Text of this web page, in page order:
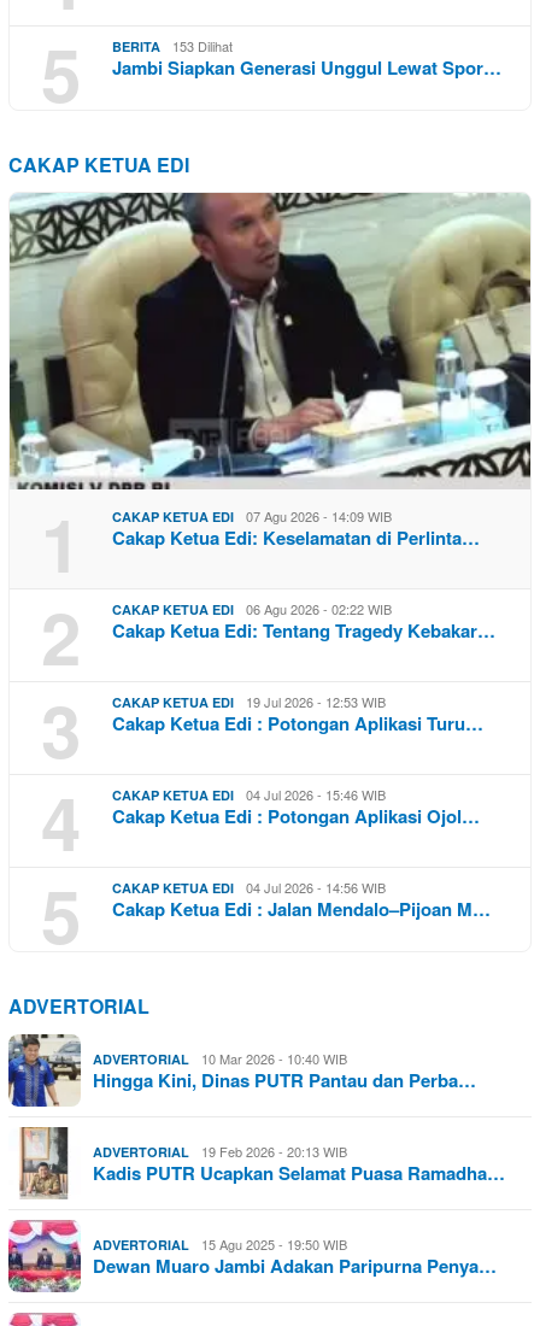
5
BERITA 153 Dilihat
Jambi Siapkan Generasi Unggul Lewat Spor…
CAKAP KETUA EDI
1 CAKAP KETUA EDI 07 Agu 2026 - 14:09 WIB
Cakap Ketua Edi: Keselamatan di Perlinta…
2 CAKAP KETUA EDI 06 Agu 2026 - 02:22 WIB
Cakap Ketua Edi: Tentang Tragedy Kebakar…
3 CAKAP KETUA EDI 19 Jul 2026 - 12:53 WIB
Cakap Ketua Edi : Potongan Aplikasi Turu…
4 CAKAP KETUA EDI 04 Jul 2026 - 15:46 WIB
Cakap Ketua Edi : Potongan Aplikasi Ojol…
5 CAKAP KETUA EDI 04 Jul 2026 - 14:56 WIB
Cakap Ketua Edi : Jalan Mendalo–Pijoan M…
ADVERTORIAL
ADVERTORIAL 10 Mar 2026 - 10:40 WIB
Hingga Kini, Dinas PUTR Pantau dan Perba…
ADVERTORIAL 19 Feb 2026 - 20:13 WIB
Kadis PUTR Ucapkan Selamat Puasa Ramadha…
ADVERTORIAL 15 Agu 2025 - 19:50 WIB
Dewan Muaro Jambi Adakan Paripurna Penya…